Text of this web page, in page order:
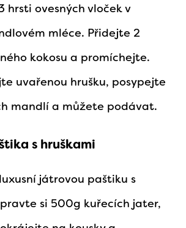
hrsti ovesných vloček v
mléce. Přidejte 2
kokosu a promíchejte.
uvařenou hrušku, posypejte
mandlí a můžete podávat.
s hruškami
játrovou paštiku s
si 500g kuřecích jater,